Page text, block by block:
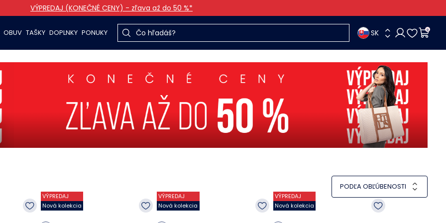
VÝPREDAJ (KONEČNÉ CENY) - zľava až do 50 %*
OBUV TAŠKY DOPLNKY PONUKY SK 0
PODĽA OBĽÚBENOSTI
VÝPREDAJ
Nová kolekcia
VÝPREDAJ
Nová kolekcia
VÝPREDAJ
Nová kolekcia